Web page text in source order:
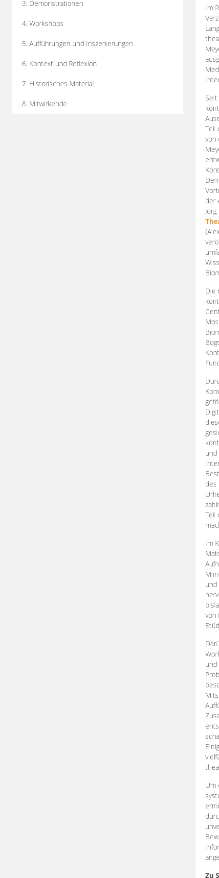
3. Demonstrationen
4. Workshops
5. Aufführungen und Inszenierungen
6. Kontext und Reflexion
7. Historisches Material
8. Mitwirkende
Im
Teil
von
der
Die
des
Teil
Im
und
von
und
Um
Zu